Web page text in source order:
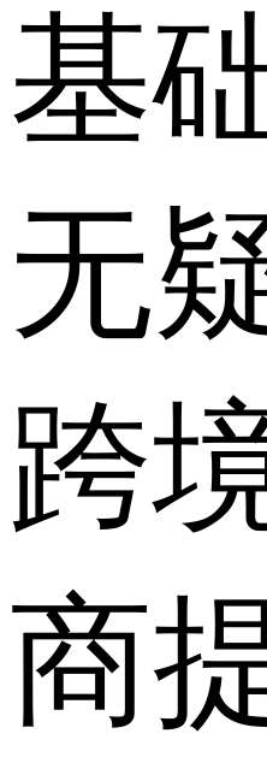
基
无
跨
商